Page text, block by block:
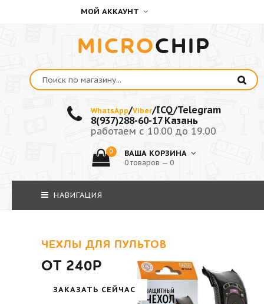
МОЙ АККАУНТ
MICROCHIP
WhatsApp/Viber/ICQ/Telegram
8(937)288-60-17 Казань
работаем с 10.00 до 19.00
0 ВАША КОРЗИНА
0 товаров — 0
НАВИГАЦИЯ
ЧЕХЛЫ ДЛЯ ПУЛЬТОВ
ОТ 240Р
ЗАКАЗАТЬ СЕЙЧАС